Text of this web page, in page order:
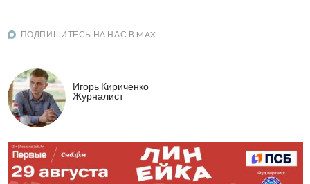
ПОДПИШИТЕСЬ НА НАС В MAX
Игорь Кириченко
Журналист